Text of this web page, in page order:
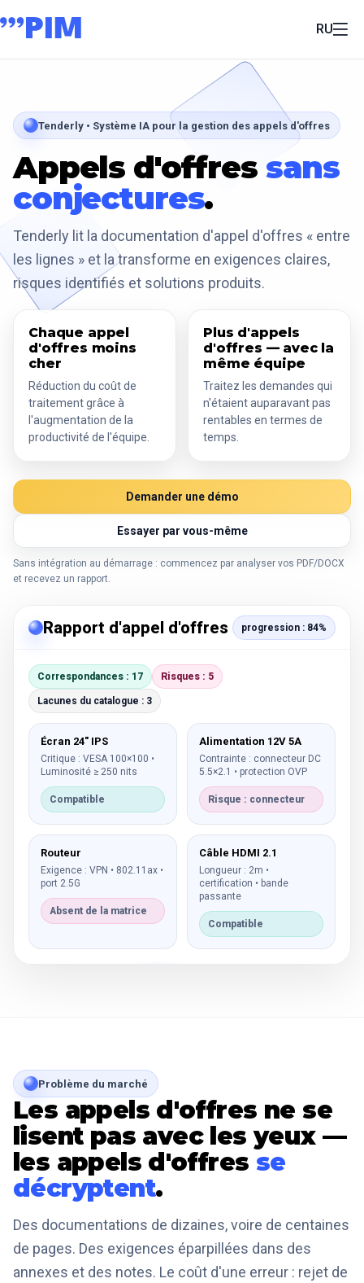
RU
Tenderly • Système IA pour la gestion des appels d'offres
Appels d'offres sans
conjectures.
Tenderly lit la documentation d'appel d'offres « entre
les lignes » et la transforme en exigences claires,
risques identifiés et solutions produits.
Chaque appel
d'offres moins
cher
Réduction du coût de
traitement grâce à
l'augmentation de la
productivité de l'équipe.
Plus d'appels
d'offres — avec la
même équipe
Traitez les demandes qui
n'étaient auparavant pas
rentables en termes de
temps.
Demander une démo
Essayer par vous-même
Sans intégration au démarrage : commencez par analyser vos PDF/DOCX
et recevez un rapport.
Rapport d'appel d'offres progression : 84%
Correspondances : 17 Risques : 5
Lacunes du catalogue : 3
Écran 24" IPS
Critique : VESA 100×100 •
Luminosité ≥ 250 nits
Compatible
Alimentation 12V 5A
Contrainte : connecteur DC
5.5×2.1 • protection OVP
Risque : connecteur
Routeur
Exigence : VPN • 802.11ax •
port 2.5G
Absent de la matrice
Câble HDMI 2.1
Longueur : 2m •
certification • bande
passante
Compatible
Problème du marché
Les appels d'offres ne se
lisent pas avec les yeux —
les appels d'offres se
décryptent.
Des documentations de dizaines, voire de centaines
de pages. Des exigences éparpillées dans des
annexes et des notes. Le coût d'une erreur : rejet de